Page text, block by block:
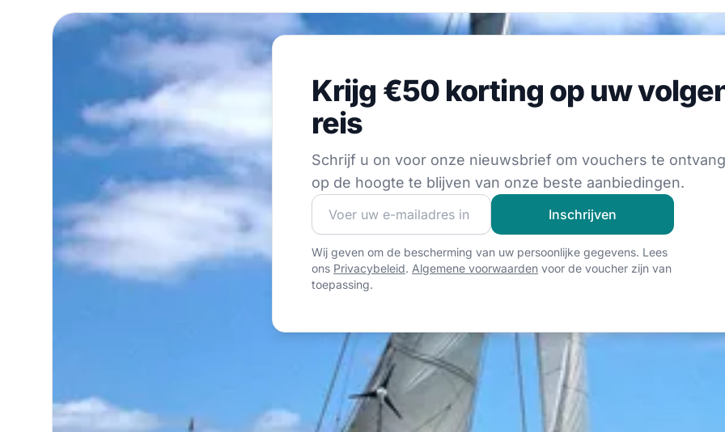
Schrijf u on voor onze nieuwsbrief om vouchers te ontvangen en
Krijg €50 korting op uw
reis
Schrijf u on voor onze nieuwsbrief om vouchers te
op de hoogte te blijven van onze beste aanbiedingen.
Word lid van onze zeilgemeenschap en ontvang exclusieve
Inschrijven
Wij geven om de bescherming van uw persoonlijke gegevens. Lees
ons Privacybeleid. Algemene voorwaarden voor de voucher zijn van
toepassing.